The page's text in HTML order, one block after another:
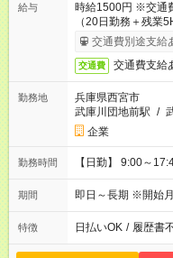
給与
時給1500円 ※交通
（20日勤務＋残業
交通費別途支給
交通費 交通費支給
勤務地
兵庫県西宮市
武庫川団地前駅 /
企業
勤務時間 【日勤】 9:00～
期間 即日～長期 ※開始
特徴 日払いOK / 履歴書